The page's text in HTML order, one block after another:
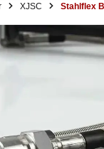
XJSC Stahlflex